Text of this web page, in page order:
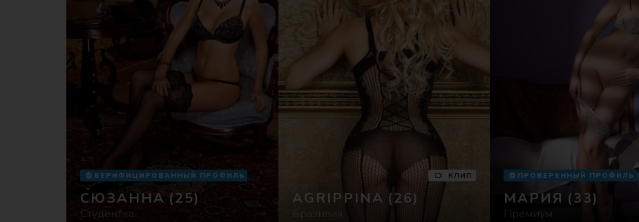
СЮЗАННА (25)
Студентка
ВЕРИФИЦИРОВАННЫЙ ПРОФИЛЬ
AGRIPPINA (26)
Бразилия
КЛИП
МАРИЯ (33)
Премиум
ПРОВЕРЕННЫЙ ПРОФИЛЬ